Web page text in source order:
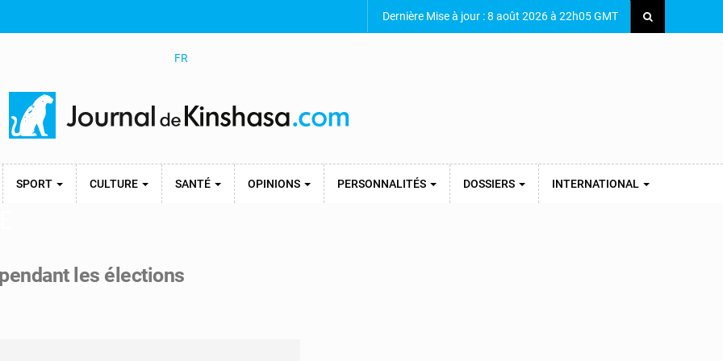
Dernière Mise à jour : 8 août 2026 à 22h05 GMT
FR
SPORT CULTURE SANTÉ OPINIONS PERSONNALITÉS DOSSIERS INTERNATIONAL
les élections